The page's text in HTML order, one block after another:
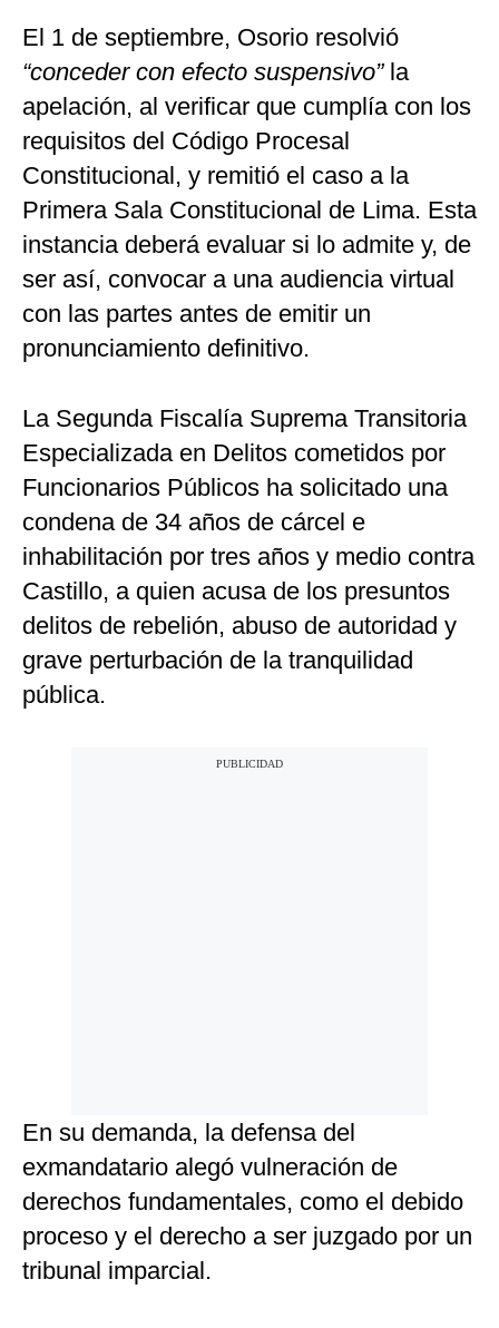
El 1 de septiembre, Osorio resolvió
“conceder con efecto suspensivo”la
apelación, al verificar que cumplía con los
requisitos del Código Procesal
Constitucional, y remitió el caso a la
Primera Sala Constitucional de Lima. Esta
instancia deberá evaluar si lo admite y, de
ser así, convocar a una audiencia virtual
con las partes antes de emitir un
pronunciamiento definitivo.
La Segunda Fiscalía Suprema Transitoria
Especializada en Delitos cometidos por
Funcionarios Públicos ha solicitado una
condena de 34 años de cárcel e
inhabilitación por tres años y medio contra
Castillo, a quien acusa de los presuntos
delitos de rebelión, abuso de autoridad y
grave perturbación de la tranquilidad
pública.
En su demanda, la defensa del
exmandatario alegó vulneración de
derechos fundamentales, como el debido
proceso y el derecho a ser juzgado por un
tribunal imparcial.